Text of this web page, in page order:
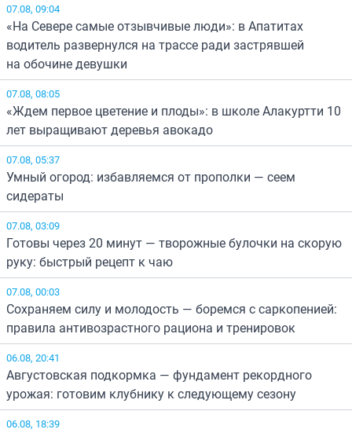
07.08, 09:04
«На Севере самые отзывчивые люди»: в Апатитах
водитель развернулся на трассе ради застрявшей
на обочине девушки
07.08, 08:05
«Ждем первое цветение и плоды»: в школе Алакуртти 10
лет выращивают деревья авокадо
07.08, 05:37
Умный огород: избавляемся от прополки — сеем
сидераты
07.08, 03:09
Готовы через 20 минут — творожные булочки на скорую
руку: быстрый рецепт к чаю
07.08, 00:03
Сохраняем силу и молодость — боремся с саркопенией:
правила антивозрастного рациона и тренировок
06.08, 20:41
Августовская подкормка — фундамент рекордного
урожая: готовим клубнику к следующему сезону
06.08, 18:39